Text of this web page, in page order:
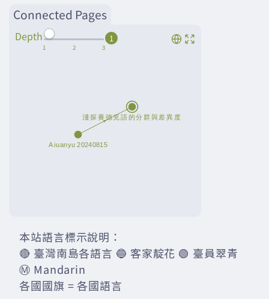
Connected Pages
Depth 1
本站語言標示說明：
🔴 臺灣南島各語言 🔵 客家靛花 🟢 臺員翠青
Ⓜ️ Mandarin
各國國旗 = 各國語言